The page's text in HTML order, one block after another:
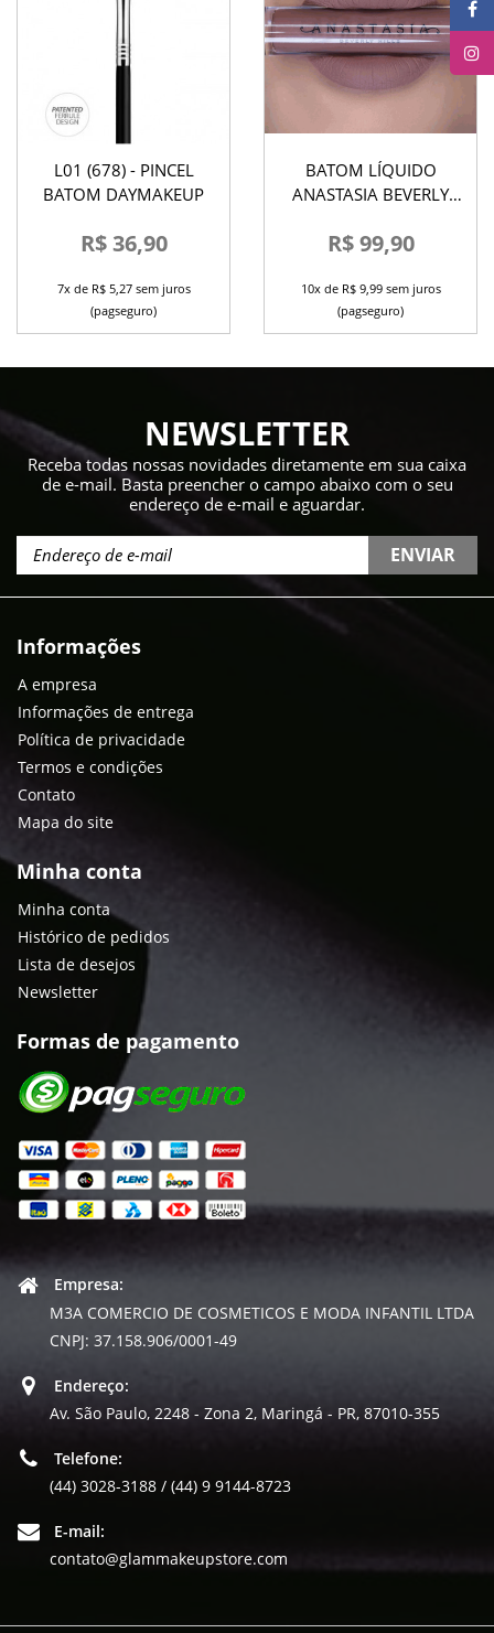
L01 (678) - PINCEL
BATOM DAYMAKEUP
R$ 36,90
7x de R$ 5,27 sem juros
(pagseguro)
BATOM LÍQUIDO
ANASTASIA BEVERLY
R$ 99,90
10x de R$ 9,99 sem juros
(pagseguro)
NEWSLETTER
Receba todas nossas novidades diretamente em sua caixa
de e-mail. Basta preencher o campo abaixo com o seu
endereço de e-mail e aguardar.
ENVIAR
Informações
A empresa
Informações de entrega
Política de privacidade
Termos e condições
Contato
Mapa do site
Minha conta
Minha conta
Histórico de pedidos
Lista de desejos
Newsletter
Formas de pagamento
Empresa:
M3A COMERCIO DE COSMETICOS E MODA INFANTIL LTDA
CNPJ: 37.158.906/0001-49
Endereço:
Av. São Paulo, 2248 - Zona 2, Maringá - PR, 87010-355
Telefone:
(44) 3028-3188 / (44) 9 9144-8723
E-mail:
contato@glammakeupstore.com